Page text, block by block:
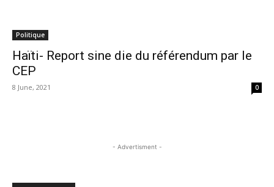
Politique
Haïti- Report sine die du référendum par le
CEP
8 June, 2021 0
- Advertisment -